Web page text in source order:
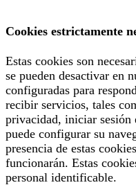
Cookies estrictamente
Estas cookies son
se pueden desactivar en
configuradas para
recibir servicios, tales
privacidad, iniciar
puede configurar su
presencia de estas
funcionarán. Estas
personal identificable.